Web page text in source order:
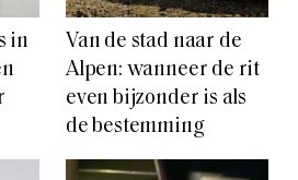
in
Van de stad naar de
Alpen: wanneer de rit
even bijzonder is als
de bestemming